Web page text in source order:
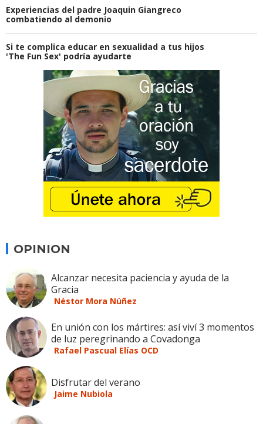
Experiencias del padre Joaquin Giangreco
combatiendo al demonio
Si te complica educar en sexualidad a tus hijos
'The Fun Sex' podría ayudarte
OPINION
Alcanzar necesita paciencia y ayuda de la
Gracia
Néstor Mora Núñez
En unión con los mártires: así viví 3 momentos
de luz peregrinando a Covadonga
Rafael Pascual Elías OCD
Disfrutar del verano
Jaime Nubiola